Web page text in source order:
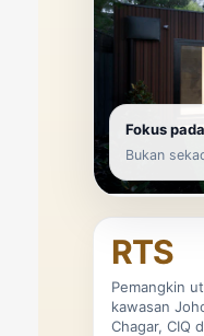
Fokus
Bukan
RTS
Pemangkin
kawasan
Chagar, CIQ